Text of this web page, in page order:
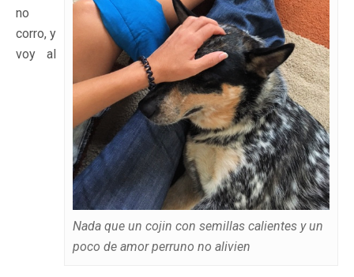
Nada que un cojin con semillas calientes y un
poco de amor perruno no alivien
no
corro, y
voy al